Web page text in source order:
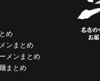
め
ンまとめ
メンまとめ
まとめ